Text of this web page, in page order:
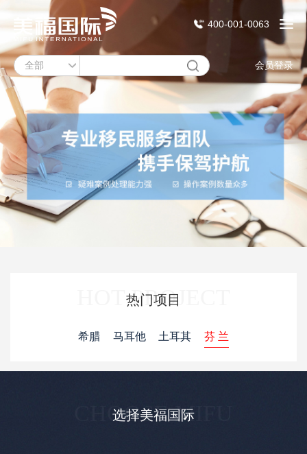
400-001-0063
会员登录
HOT PROJECT
热门项目
希腊 马耳他 土耳其 芬 兰
CHOOSE MIFU
选择美福国际